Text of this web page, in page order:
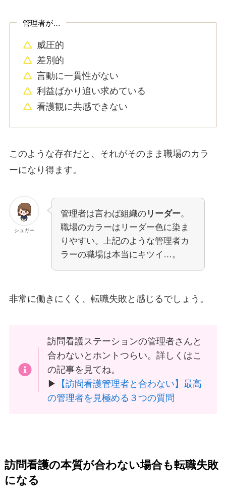
管理者が…
威圧的
差別的
言動に一貫性がない
利益ばかり追い求めている
看護観に共感できない
このような存在だと、それがそのまま職場のカラ
ーになり得ます。
シュガー
管理者は言わば組織のリーダー。
職場のカラーはリーダー色に染ま
りやすい。上記のような管理者カ
ラーの職場は本当にキツイ…。
非常に働きにくく、転職失敗と感じるでしょう。
訪問看護ステーションの管理者さんと
合わないとホントつらい。詳しくはこ
の記事を見てね。
▶
【訪問看護管理者と合わない】最高
の管理者を見極める３つの質問
訪問看護の本質が合わない場合も転職失敗
になる